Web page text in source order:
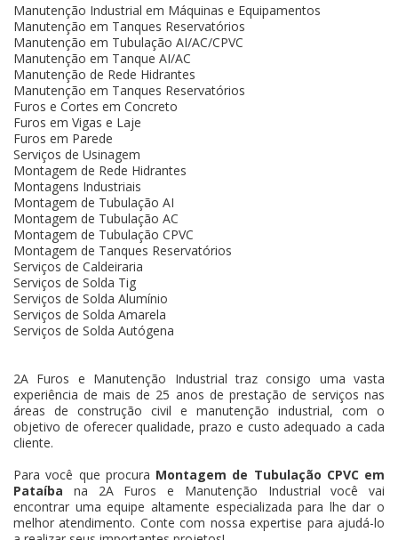
Manutenção Industrial em Máquinas e Equipamentos
Manutenção em Tanques Reservatórios
Manutenção em Tubulação AI/AC/CPVC
Manutenção em Tanque AI/AC
Manutenção de Rede Hidrantes
Manutenção em Tanques Reservatórios
Furos e Cortes em Concreto
Furos em Vigas e Laje
Furos em Parede
Serviços de Usinagem
Montagem de Rede Hidrantes
Montagens Industriais
Montagem de Tubulação AI
Montagem de Tubulação AC
Montagem de Tubulação CPVC
Montagem de Tanques Reservatórios
Serviços de Caldeiraria
Serviços de Solda Tig
Serviços de Solda Alumínio
Serviços de Solda Amarela
Serviços de Solda Autógena
2A Furos e Manutenção Industrial traz consigo uma vasta
experiência de mais de 25 anos de prestação de serviços nas
áreas de construção civil e manutenção industrial, com o
objetivo de oferecer qualidade, prazo e custo adequado a cada
cliente.
Para você que procura Montagem de Tubulação CPVC em
Pataíba na 2A Furos e Manutenção Industrial você vai
encontrar uma equipe altamente especializada para lhe dar o
melhor atendimento. Conte com nossa expertise para ajudá-lo